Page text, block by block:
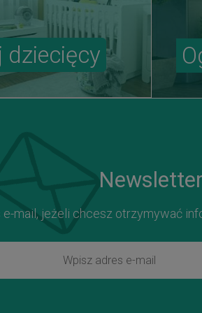
dziecięcy
Newsletter
e-mail, jeżeli chcesz otrzymywać